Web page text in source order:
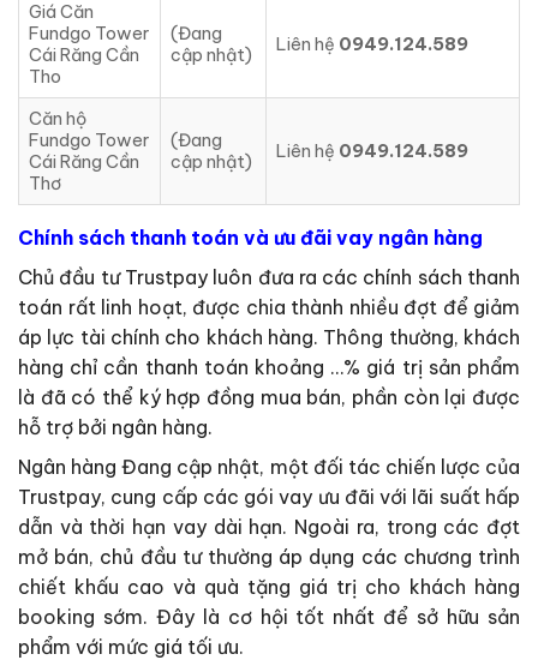
Giá Căn
Fundgo Tower
Cái Răng Cần
Tho
(Đang
cập nhật)
Liên hệ 0949.124.589
Căn hộ
Fundgo Tower
Cái Răng Cần
Thơ
(Đang
cập nhật)
Liên hệ 0949.124.589
Chính sách thanh toán và ưu đãi vay ngân hàng
Chủ đầu tư Trustpay luôn đưa ra các chính sách thanh
toán rất linh hoạt, được chia thành nhiều đợt để giảm
áp lực tài chính cho khách hàng. Thông thường, khách
hàng chỉ cần thanh toán khoảng …% giá trị sản phẩm
là đã có thể ký hợp đồng mua bán, phần còn lại được
hỗ trợ bởi ngân hàng.
Ngân hàng Đang cập nhật, một đối tác chiến lược của
Trustpay, cung cấp các gói vay ưu đãi với lãi suất hấp
dẫn và thời hạn vay dài hạn. Ngoài ra, trong các đợt
mở bán, chủ đầu tư thường áp dụng các chương trình
chiết khấu cao và quà tặng giá trị cho khách hàng
booking sớm. Đây là cơ hội tốt nhất để sở hữu sản
phẩm với mức giá tối ưu.